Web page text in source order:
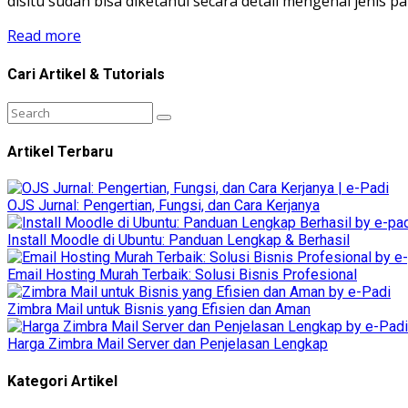
Read more
Cari Artikel & Tutorials
Artikel Terbaru
OJS Jurnal: Pengertian, Fungsi, dan Cara Kerjanya
Install Moodle di Ubuntu: Panduan Lengkap & Berhasil
Email Hosting Murah Terbaik: Solusi Bisnis Profesional
Zimbra Mail untuk Bisnis yang Efisien dan Aman
Harga Zimbra Mail Server dan Penjelasan Lengkap
Kategori Artikel